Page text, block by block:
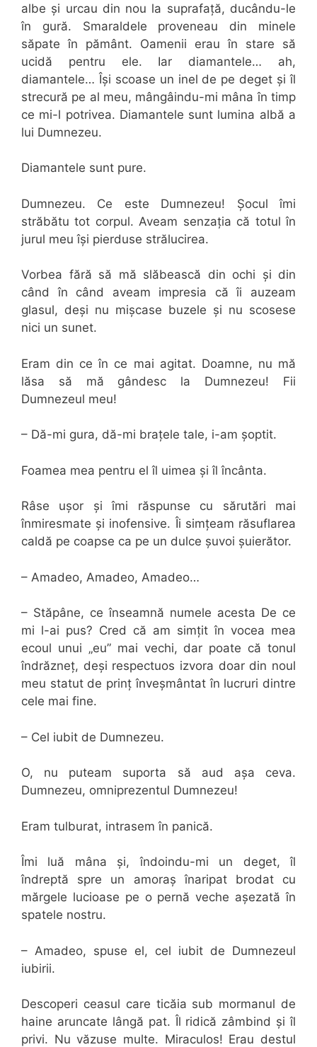
albe și urcau din nou la suprafață, ducându-le
în gură. Smaraldele proveneau din minele
săpate în pământ. Oamenii erau în stare să
ucidă pentru ele. Iar diamantele… ah,
diamantele… Își scoase un inel de pe deget și îl
strecură pe al meu, mângâindu-mi mâna în timp
ce mi-l potrivea. Diamantele sunt lumina albă a
lui Dumnezeu.
Diamantele sunt pure.
Dumnezeu. Ce este Dumnezeu! Șocul îmi
străbătu tot corpul. Aveam senzația că totul în
jurul meu își pierduse strălucirea.
Vorbea fără să mă slăbească din ochi și din
când în când aveam impresia că îi auzeam
glasul, deși nu mișcase buzele și nu scosese
nici un sunet.
Eram din ce în ce mai agitat. Doamne, nu mă
lăsa să mă gândesc la Dumnezeu! Fii
Dumnezeul meu!
– Dă-mi gura, dă-mi brațele tale, i-am șoptit.
Foamea mea pentru el îl uimea și îl încânta.
Râse ușor și îmi răspunse cu sărutări mai
înmiresmate și inofensive. Îi simțeam răsuflarea
caldă pe coapse ca pe un dulce șuvoi șuierător.
– Amadeo, Amadeo, Amadeo…
– Stăpâne, ce înseamnă numele acesta De ce
mi l-ai pus? Cred că am simțit în vocea mea
ecoul unui „eu” mai vechi, dar poate că tonul
îndrăzneț, deși respectuos izvora doar din noul
meu statut de prinț înveșmântat în lucruri dintre
cele mai fine.
– Cel iubit de Dumnezeu.
O, nu puteam suporta să aud așa ceva.
Dumnezeu, omniprezentul Dumnezeu!
Eram tulburat, intrasem în panică.
Îmi luă mâna și, îndoindu-mi un deget, îl
îndreptă spre un amoraș înaripat brodat cu
mărgele lucioase pe o pernă veche așezată în
spatele nostru.
– Amadeo, spuse el, cel iubit de Dumnezeul
iubirii.
Descoperi ceasul care ticăia sub mormanul de
haine aruncate lângă pat. Îl ridică zâmbind și îl
privi. Nu văzuse multe. Miraculos! Erau destul